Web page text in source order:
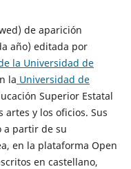
de aparición
año) editada por
la Universidad de
la Universidad de
Superior Estatal
y los oficios. Sus
a partir de su
en la plataforma Open
en castellano,